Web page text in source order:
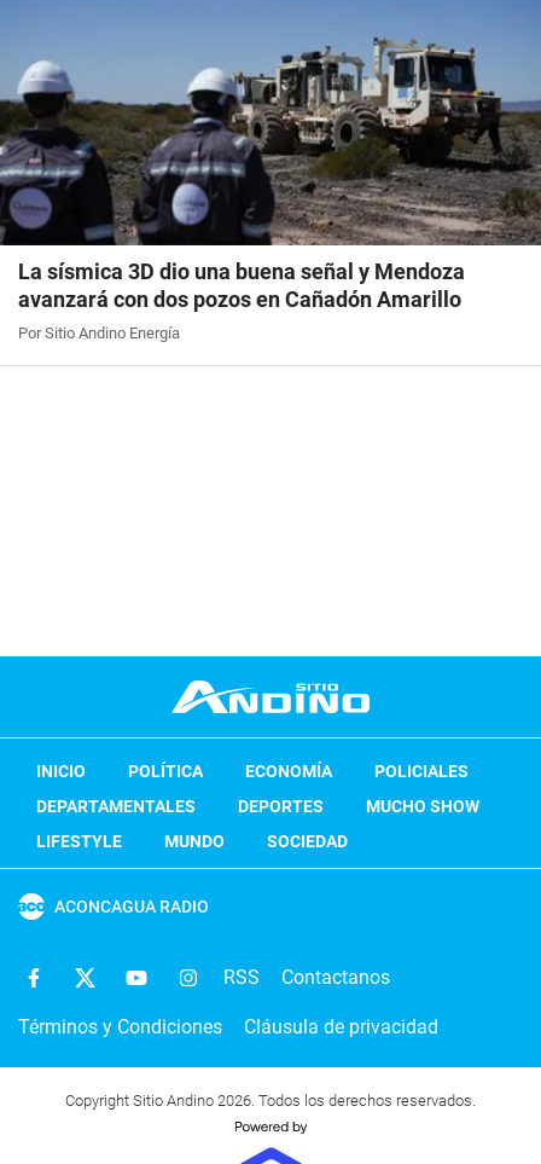
La sísmica 3D dio una buena señal y Mendoza
avanzará con dos pozos en Cañadón Amarillo
Por Sitio Andino Energía
INICIO POLÍTICA ECONOMÍA
POLICIALES
DEPARTAMENTALES
DEPORTES
MUCHO SHOW
LIFESTYLE
MUNDO SOCIEDAD
ACONCAGUA RADIO
RSS Contactanos
Términos y Condiciones Cláusula de privacidad
Copyright Sitio Andino 2026. Todos los derechos reservados.